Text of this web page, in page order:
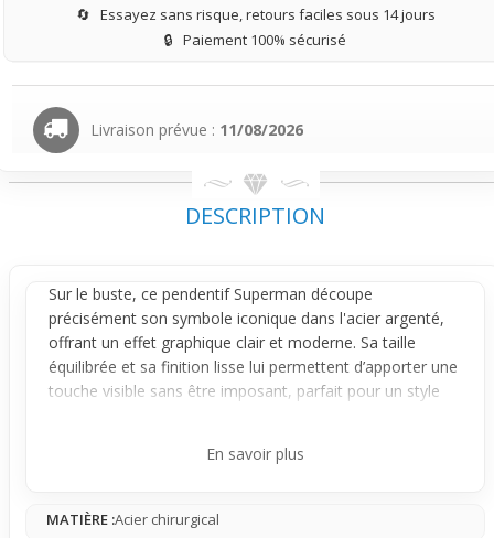
🔄 Essayez sans risque, retours faciles sous 14 jours
🔒 Paiement 100% sécurisé
Livraison prévue : 11/08/2026
DESCRIPTION
Sur le buste, ce pendentifSuperman découpe
précisément son symbole iconique dans l'acier argenté,
offrant un effet graphique clair et moderne. Sa taille
équilibrée et sa finition lisse lui permettent d’apporter une
touche visible sans être imposant, parfait pour un style
Le design ajouré joue sur le contraste entre vide et
du relief et une présence qui s’intègre facilement dans un
En savoir plus
MATIÈRE :Acier chirurgical